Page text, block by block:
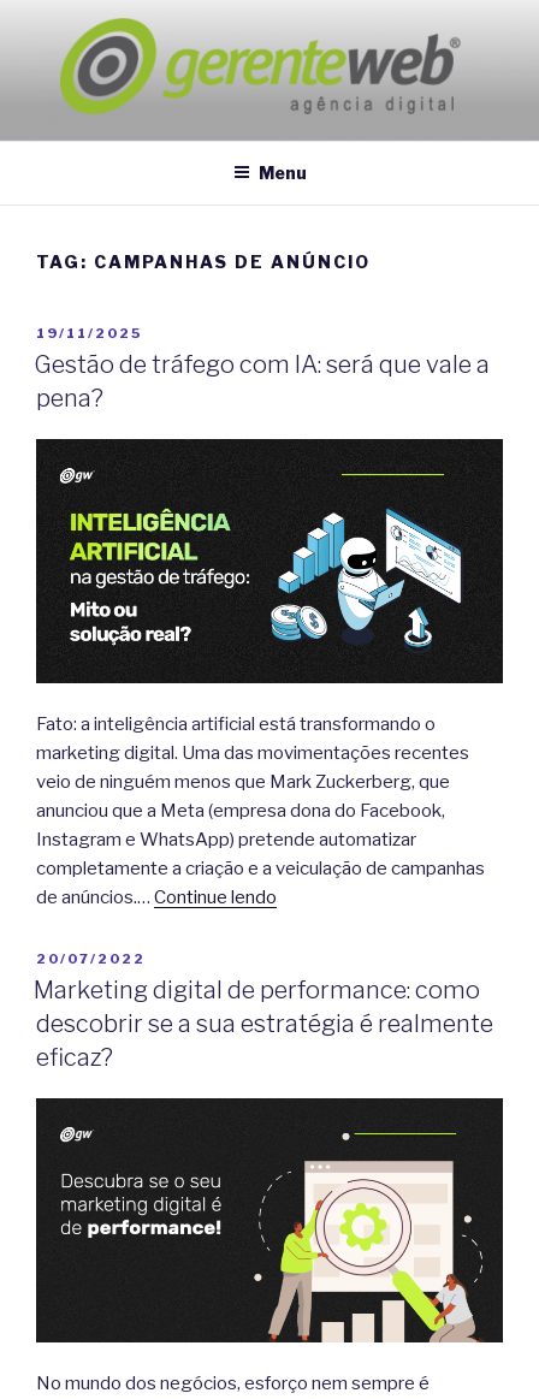
conteúdo
GERENTEWEB
Menu
TAG: CAMPANHAS DE ANÚNCIO
PUBLICADO
EM
19/11/2025
Gestão de tráfego com IA: será que vale a
pena?
Fato: a inteligência artificial está transformando o
marketing digital. Uma das movimentações recentes
veio de ninguém menos que Mark Zuckerberg, que
anunciou que a Meta (empresa dona do Facebook,
Instagram e WhatsApp) pretende automatizar
completamente a criação e a veiculação de campanhas
de anúncios.… Continue lendo
PUBLICADO
EM
20/07/2022
Marketing digital de performance: como
descobrir se a sua estratégia é realmente
eficaz?
No mundo dos negócios, esforço nem sempre é